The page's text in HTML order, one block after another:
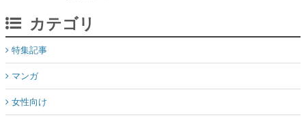
カテゴリ
特集記事
マンガ
女性向け